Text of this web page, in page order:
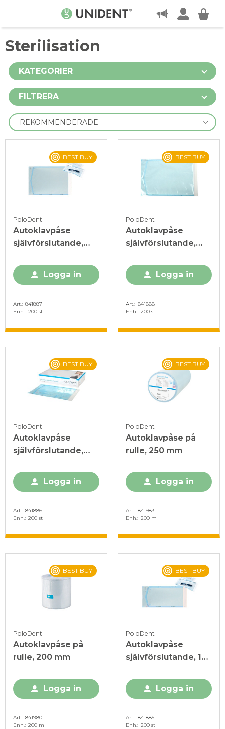
Menu
KONTAKT
Sterilisation
KATEGORIER
FILTRERA
BEST BUY
PoloDent
Autoklavpåse
självförslutande,
Logga in
Art.
841887
Enh.
200 st
BEST BUY
PoloDent
Autoklavpåse
självförslutande,
Logga in
Art.
841888
Enh.
200 st
BEST BUY
PoloDent
Autoklavpåse
självförslutande,
Logga in
Art. 841886
Enh. 200 st
BEST BUY
PoloDent
Autoklavpåse på
rulle, 250 mm
Logga in
Art. 841983
Enh. 200 m
BEST BUY
PoloDent
Autoklavpåse på
rulle, 200 mm
Logga in
Art.
841980
Enh.
200 m
BEST BUY
PoloDent
Autoklavpåse
självförslutande, 132
Logga in
Art.
841885
Enh.
200 st